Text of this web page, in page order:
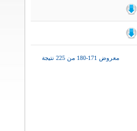
معروض 171-180 من 225 نتيجة